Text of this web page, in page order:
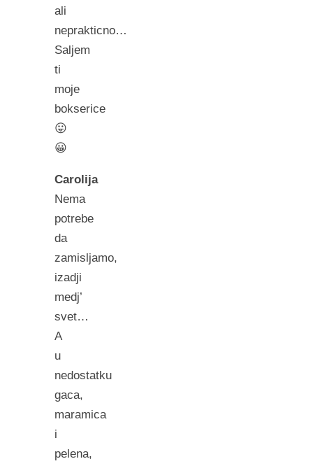
ali
neprakticno…
Saljem
ti
moje
bokserice
😛
😀
Carolija
Nema
potrebe
da
zamisljamo,
izadji
medj’
svet…
A
u
nedostatku
gaca,
maramica
i
pelena,